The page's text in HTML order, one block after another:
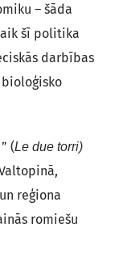
– šāda
šī politika
darbības
(Le due torri)
reģiona
romiešu